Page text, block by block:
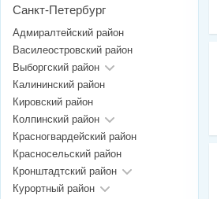
Санкт-Петербург
Адмиралтейский район
Василеостровский район
Выборгский район
Калининский район
Кировский район
Колпинский район
Красногвардейский район
Красносельский район
Кронштадтский район
Курортный район